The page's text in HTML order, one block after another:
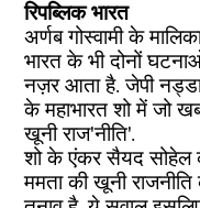
रिपब्लिक भारत
अर्णब गोस्वामी के
भारत के भी दोनों
नज़र आता है. जेपी
के महाभारत शो में जो
खूनी राज'नीति'.
शो के एंकर सैयद सोहेल
ममता की खूनी